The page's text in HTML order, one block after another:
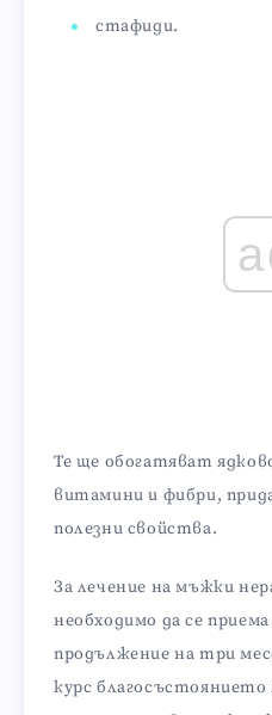
стафиди.
Те ще обогатяват
витамини и фибри,
полезни свойства.
За лечение на мъжки
необходимо да се
продължение на три
курс